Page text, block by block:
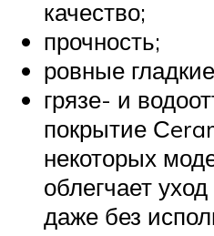
качество;
прочность;
ровные
грязе- и
покрытие
некоторых
облегчает
даже без